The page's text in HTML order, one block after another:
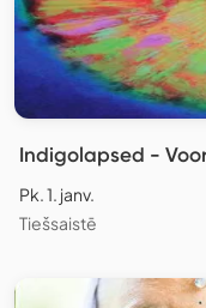
Indigolapsed -
Pk. 1. janv.
Tiešsaistē